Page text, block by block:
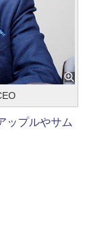
ップルやサム